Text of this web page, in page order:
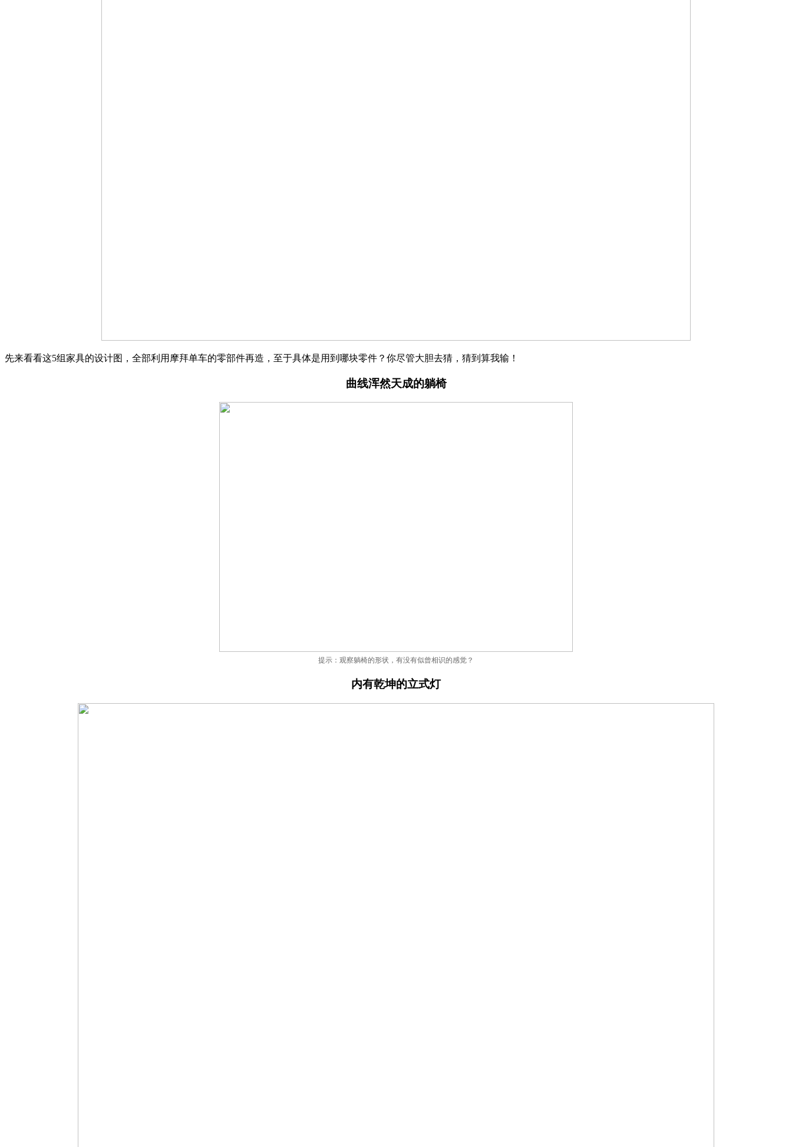
先来看看这5组家具的设计图，全部利用摩拜单车的零部件再造，至于具体是用到哪块零件？你尽管大胆去猜，猜到算我输！
曲线浑然天成的躺椅
提示：观察躺椅的形状，有没有似曾相识的感觉？
内有乾坤的立式灯